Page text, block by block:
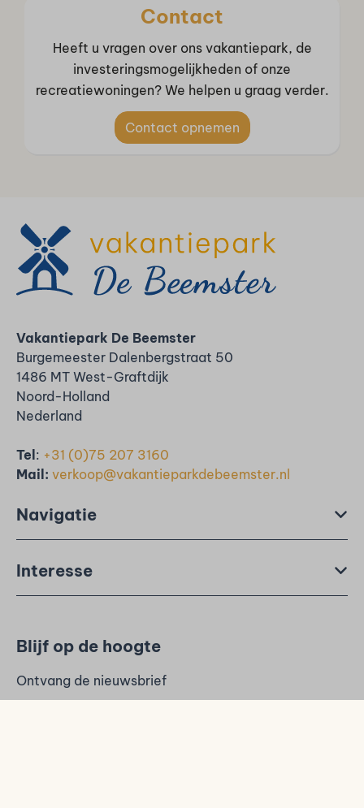
Contact
Heeft u vragen over ons vakantiepark, de
investeringsmogelijkheden of onze
recreatiewoningen? We helpen u graag verder.
Contact opnemen
Vakantiepark De Beemster
Burgemeester Dalenbergstraat 50
1486 MT West-Graftdijk
Noord-Holland
Nederland
Tel: +31 (0)75 207 3160
Mail: verkoop@vakantieparkdebeemster.nl
Navigatie
Interesse
Blijf op de hoogte
Ontvang de nieuwsbrief